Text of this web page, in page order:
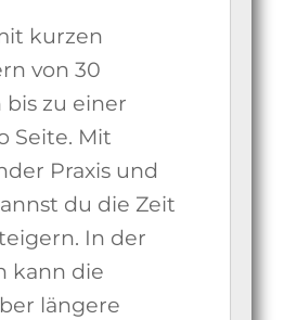
kurzen
von 30
zu einer
Seite. Mit
Praxis und
du die Zeit
In der
kann die
längere